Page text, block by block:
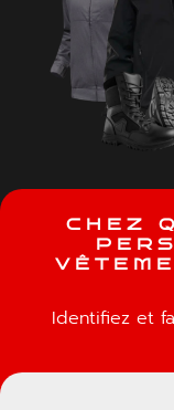
C H E Z Q
P E R S
V Ê T E M E
Identifiez et